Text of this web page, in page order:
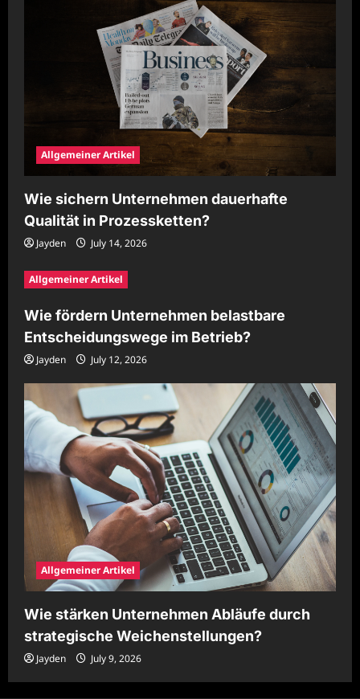
Allgemeiner Artikel
Wie sichern Unternehmen dauerhafte
Qualität in Prozessketten?
Jayden July 14, 2026
Allgemeiner Artikel
Wie fördern Unternehmen belastbare
Entscheidungswege im Betrieb?
Jayden July 12, 2026
Allgemeiner Artikel
Wie stärken Unternehmen Abläufe durch
strategische Weichenstellungen?
Jayden July 9, 2026